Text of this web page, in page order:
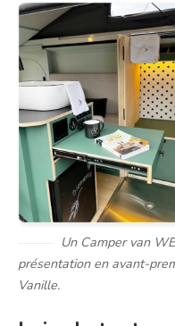
Un Camper van
présentation en avant-
Vanille.